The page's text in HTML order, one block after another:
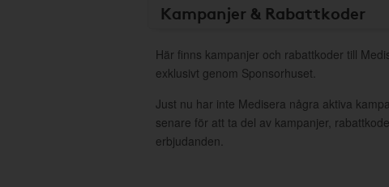
Kampanjer & Rabattkoder
Här finns kampanjer och rabattkoder till
exklusivt genom Sponsorhuset.
Just nu har inte Medisera några aktiva
senare för att ta del av kampanjer,
erbjudanden.